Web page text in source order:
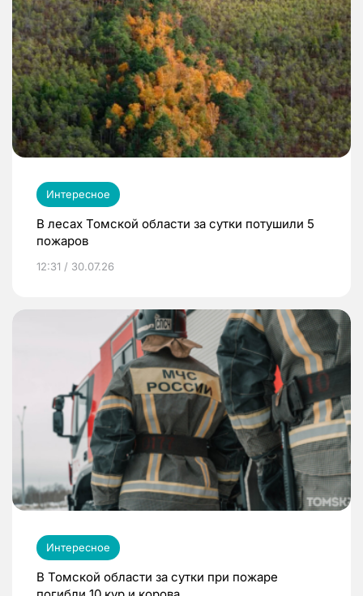
Интересное
В лесах Томской области за сутки потушили 5
пожаров
12:31 / 30.07.26
Интересное
В Томской области за сутки при пожаре